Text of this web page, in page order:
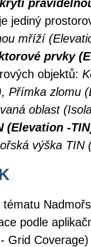
jediný
mříží
prvky
objektů:
Přímka zlomu
oblast
(Elevation -
výška TIN
podle
Grid